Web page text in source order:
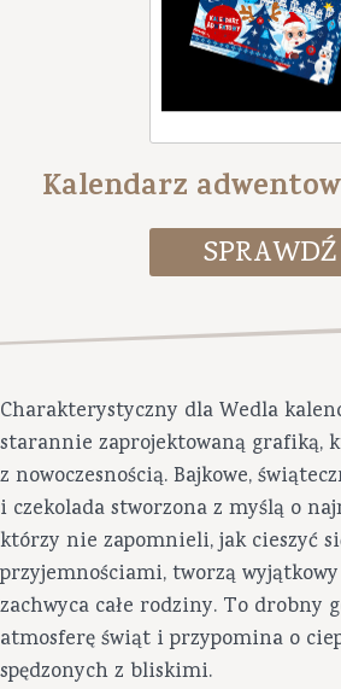
Kalendarz
Charakterystyczny dla Wedla
starannie zaprojektowaną grafiką,
z nowoczesnością. Bajkowe,
i czekolada stworzona z myślą o
którzy nie zapomnieli, jak cieszyć
przyjemnościami, tworzą
zachwyca całe rodziny. To drobny
atmosferę świąt i przypomina o
spędzonych z bliskimi.